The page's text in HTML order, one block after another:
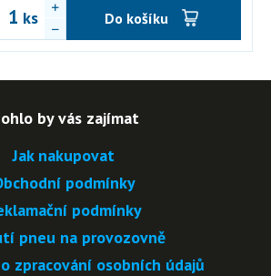
ks Do košíku
by vás zajímat
Jak nakupovat
podmínky
podmínky
pneu na provozovně
zpracování osobních údajů